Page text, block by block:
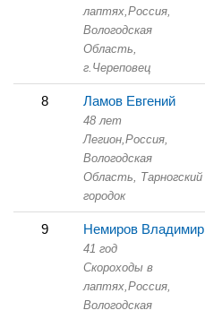
лаптях,Россия,
Вологодская
Область,
г.Череповец
8 Ламов Евгений
48 лет
Легион,Россия,
Вологодская
Область, Тарногский
городок
9 Немиров Владимир
41 год
Скороходы в
лаптях,Россия,
Вологодская